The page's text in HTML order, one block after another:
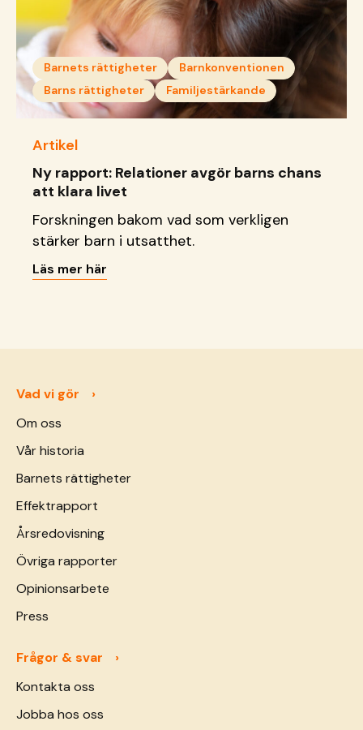
Barnets rättigheter
Barnkonventionen
Barns rättigheter
Familjestärkande
Artikel
Ny rapport: Relationer avgör barns chans
att klara livet
Forskningen bakom vad som verkligen
stärker barn i utsatthet.
Läs mer här
Vad vi gör
Om oss
Vår historia
Barnets rättigheter
Effektrapport
Årsredovisning
Övriga rapporter
Opinionsarbete
Press
Frågor & svar
Kontakta oss
Jobba hos oss